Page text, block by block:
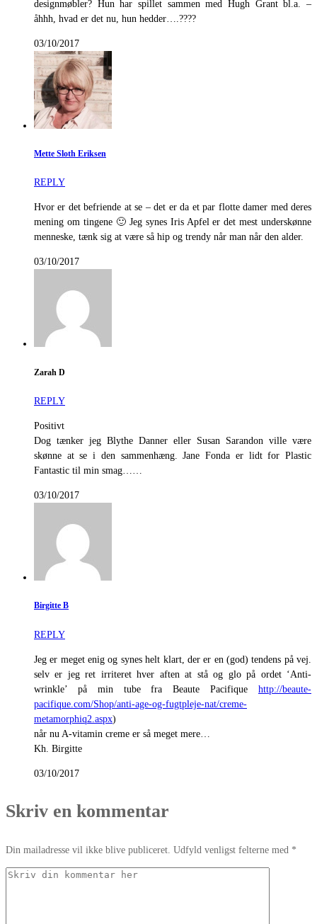
designmøbler? Hun har spillet sammen med Hugh Grant bl.a. –
åhhh, hvad er det nu, hun hedder….????
03/10/2017
Mette Sloth Eriksen
REPLY
Hvor er det befriende at se – det er da et par flotte damer med deres
mening om tingene 🙂 Jeg synes Iris Apfel er det mest underskønne
menneske, tænk sig at være så hip og trendy når man når den alder.
03/10/2017
Zarah D
REPLY
Positivt
Dog tænker jeg Blythe Danner eller Susan Sarandon ville være
skønne at se i den sammenhæng. Jane Fonda er lidt for Plastic
Fantastic til min smag……
03/10/2017
Birgitte B
REPLY
Jeg er meget enig og synes helt klart, der er en (god) tendens på vej.
selv er jeg ret irriteret hver aften at stå og glo på ordet ‘Anti-
wrinkle’ på min tube fra Beaute Pacifique http://beaute-
pacifique.com/Shop/anti-age-og-fugtpleje-nat/creme-
metamorphiq2.aspx)
når nu A-vitamin creme er så meget mere…
Kh. Birgitte
03/10/2017
Skriv en kommentar
Din mailadresse vil ikke blive publiceret. Udfyld venligst felterne med *